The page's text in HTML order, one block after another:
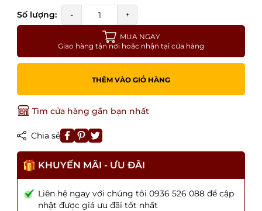
Số lượng: - +
MUA NGAY
Giao hàng tận nơi hoặc nhận tại cửa hàng
THÊM VÀO GIỎ HÀNG
Tìm cửa hàng gần bạn nhất
Chia sẻ
KHUYẾN MÃI - ƯU ĐÃI
Liên hệ ngay với chúng tôi 0936 526 088 để cập
nhật được giá ưu đãi tốt nhất